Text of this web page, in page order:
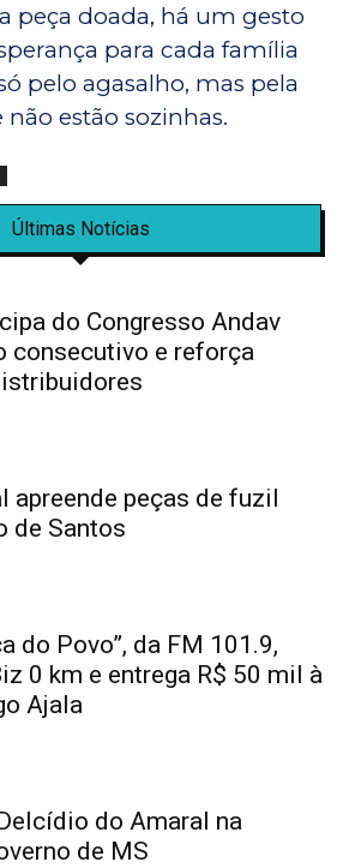
peça doada, há um gesto
para cada família
pelo agasalho, mas pela
estão sozinhas.
Últimas Notícias
do Congresso Andav
consecutivo e reforça
apreende peças de fuzil
de Santos
do Povo”, da FM 101.9,
0 km e entrega R$ 50 mil à
Ajala
do Amaral na
de MS